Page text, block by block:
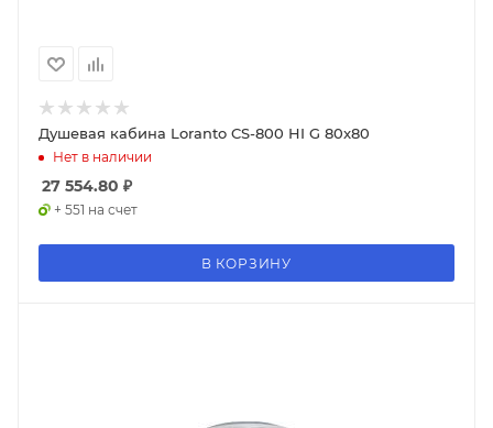
Душевая кабина Loranto CS-800 HI G 80x80
Нет в наличии
27 554.80 ₽
+ 551 на счет
В КОРЗИНУ